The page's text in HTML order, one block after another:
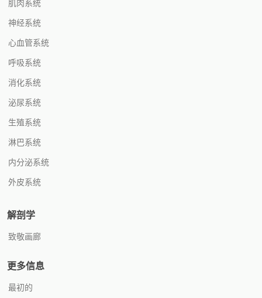
肌肉系统
神经系统
心血管系统
呼吸系统
消化系统
泌尿系统
生殖系统
淋巴系统
内分泌系统
外皮系统
解剖学
致敬画廊
更多信息
最初的